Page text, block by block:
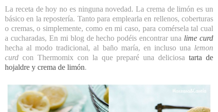
La receta de hoy no es ninguna novedad. La crema de limón es un
básico en la repostería. Tanto para emplearla en rellenos, coberturas
o cremas, o simplemente, como en mi caso, para comérsela tal cual
a cucharadas, En mi blog de hecho podéis encontrar una lime curd
hecha al modo tradicional, al baño maría, en incluso una lemon
curd con Thermomix con la que preparé una deliciosatarta de
hojaldre y crema de limón.